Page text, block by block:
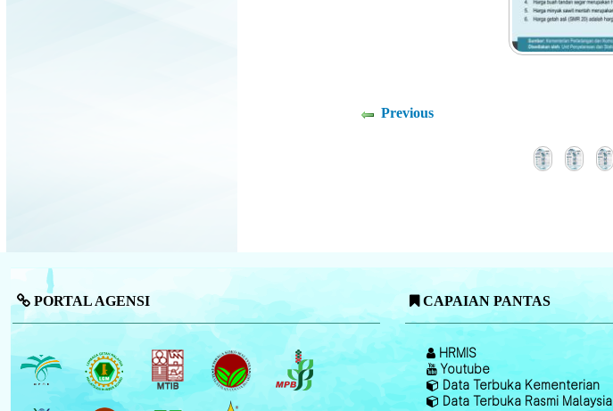
Previous
PORTAL AGENSI CAPAIAN PANTAS
HRMIS
Youtube
Data Terbuka Kementerian
Data Terbuka Rasmi Malaysia